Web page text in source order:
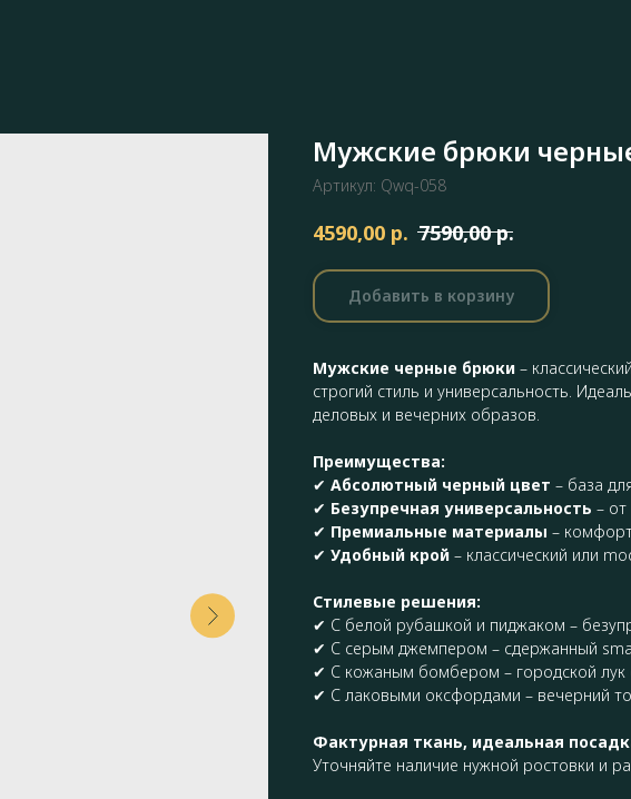
Мужские брюки
Артикул: Qwq-058
4590,00 р. 7590,00 р.
Добавить в корзину
Мужские черные брюки –
строгий стиль и универсальность.
деловых и вечерних образов.
Преимущества:
✔ Абсолютный черный цвет – база
✔ Безупречная универсальность –
✔ Премиальные материалы –
✔ Удобный крой – классический или
Стилевые решения:
✔ С белой рубашкой и пиджаком –
✔ С серым джемпером – сдержанный
✔ С кожаным бомбером – городской лук
✔ С лаковыми оксфордами – вечерний
Фактурная ткань, идеальная
Уточняйте наличие нужной ростовки и